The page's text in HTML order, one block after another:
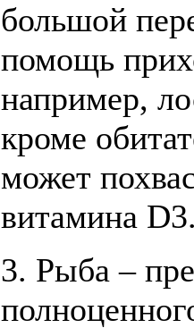
большой
помощь
например,
кроме
может
витамина
3. Рыба –